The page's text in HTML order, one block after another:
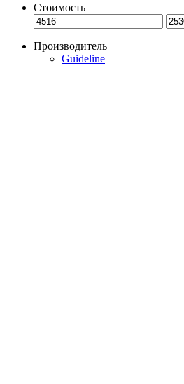
Стоимость
Производитель
Guideline